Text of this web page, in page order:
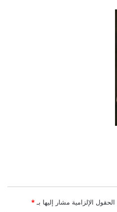
الحقول الإلزامية مشار إليها بـ*